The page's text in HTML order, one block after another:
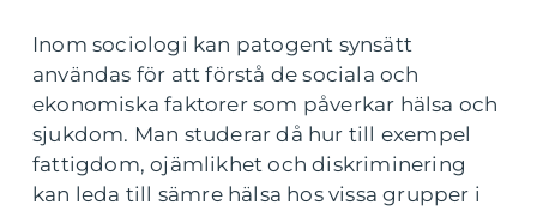
Inom sociologi kan patogent synsätt
användas för att förstå de sociala och
ekonomiska faktorer som påverkar hälsa och
sjukdom. Man studerar då hur till exempel
fattigdom, ojämlikhet och diskriminering
kan leda till sämre hälsa hos vissa grupper i